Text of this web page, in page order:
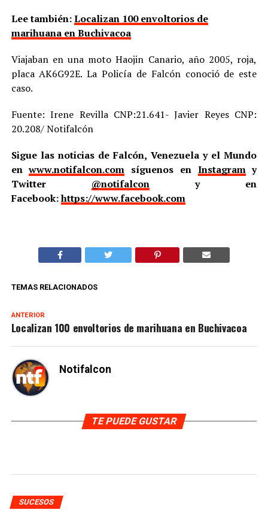
Lee también:Localizan 100 envoltorios de
marihuana en Buchivacoa
Viajaban en una moto Haojin Canario, año 2005, roja,
placa AK6G92E. La Policía de Falcón conoció de este
caso.
Fuente: Irene Revilla CNP:21.641- Javier Reyes CNP:
20.208/ Notifalcón
Sigue las noticias de Falcón, Venezuela y el Mundo
enwww.notifalcon.com síguenos en Instagramy
Twitter @notifalcony en
Facebook:https://www.facebook.com
TEMAS RELACIONADOS
ANTERIOR
Localizan 100 envoltorios de marihuana en Buchivacoa
Notifalcon
TE PUEDE GUSTAR
SUCESOS